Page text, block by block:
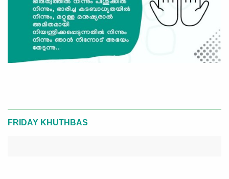
FRIDAY KHUTHBAS